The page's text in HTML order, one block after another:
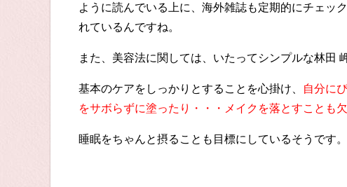
ように読んでいる上に、海外雑誌も定期的にチェッ
れているんですね。
また、美容法に関しては、いたってシンプルな林田
基本のケアをしっかりとすることを心掛け、
自分に
をサボらずに塗ったり・・・メイクを落とすことも欠
睡眠をちゃんと摂ることも目標にしているそうです。